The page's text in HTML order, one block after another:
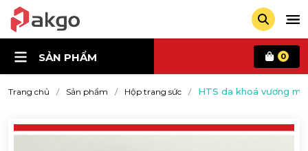
SẢN PHẨM 0
Trang chủ Sản phẩm Hộp trang sức HTS da khoá vương